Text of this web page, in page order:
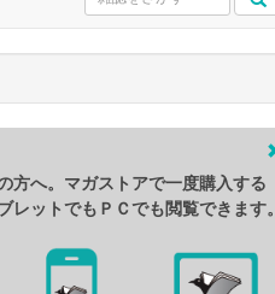
方へ。マガストアで一度購入する
レットでもＰＣでも閲覧できます。